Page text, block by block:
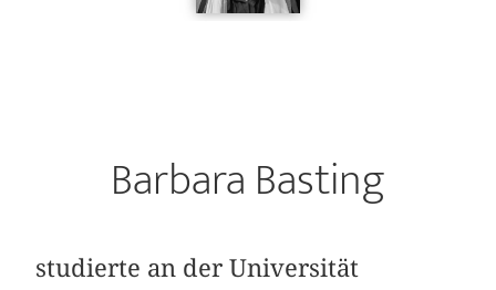
Barbara Basting
studierte an der Universität